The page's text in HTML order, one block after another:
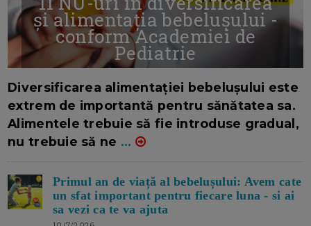
și alimentația bebelușului -
conform Academiei de
Pediatrie
Diversificarea alimentației bebelușului este
extrem de importantă pentru sănătatea sa.
Alimentele trebuie să fie introduse gradual,
nu trebuie să ne ...
Primul an de viață al bebelușului: Avem cate
un sfat important pentru fiecare luna - si ai
sa vezi ca te va ajuta